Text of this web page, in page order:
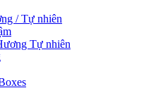
/ Tự nhiên
Tự nhiên